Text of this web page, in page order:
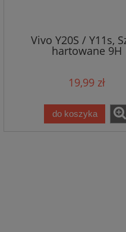
Vivo Y20S / Y11s,
hartowane 9H
19,99 zł
do koszyka